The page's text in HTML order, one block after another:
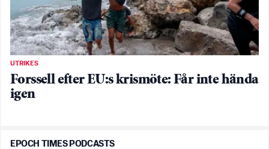
UTRIKES
Forssell efter EU:s krismöte: Får inte hända
igen
EPOCH TIMES PODCASTS